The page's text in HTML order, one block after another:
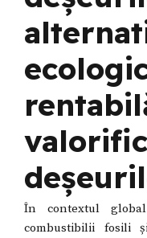
În contextul
combustibilii fosili